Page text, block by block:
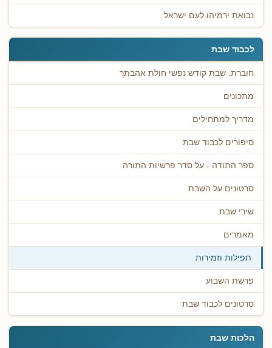
נבואת ירמיהו לעם ישראל
לכבוד שבת
חוברת: שבת קודש נפשי חולת אהבתך
מתכונים
מדריך למתחילים
סיפורים לכבוד שבת
ספר התודה - על סדר פרשיות התורה
סרטונים על השבת
שירי שבת
מאמרים
תפילות וזמירות
פרשת השבוע
סרטונים לכבוד שבת
הלכות שבת